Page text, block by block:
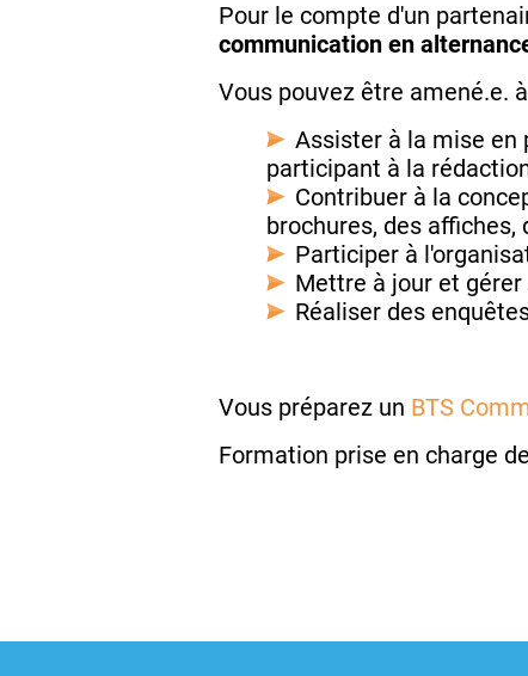
Pour le compte d'un
communication en
Vous pouvez être amené.e.
Assister à la mise en
participant à la
Contribuer à la
brochures, des
Participer à
Mettre à jour et
Réaliser des
Vous préparez un BTS
Formation prise en charge